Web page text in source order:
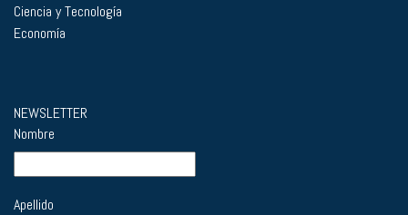
Ciencia y Tecnología
Economía
NEWSLETTER
Nombre
Apellido